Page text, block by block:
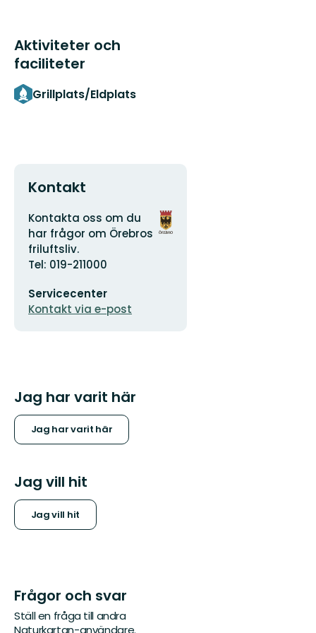
Aktiviteter och
faciliteter
Grillplats/Eldplats
Kontakt
Adress
Kontakta oss om du
har frågor om Örebros
friluftsliv.
Tel: 019-211000
postadress
Servicecenter
Kontakt via e-post
Organisationens
logotyp
Jag har varit här
Jag har varit här
Jag vill hit
Jag vill hit
Frågor och svar
Ställ en fråga till andra
Naturkartan-användare.